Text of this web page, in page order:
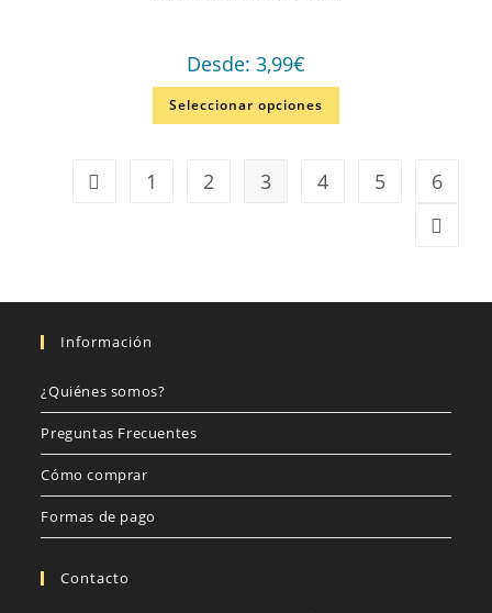
Desde: 3,99€
Seleccionar opciones
1 2 3 4 5 6
Información
¿Quiénes somos?
Preguntas Frecuentes
Cómo comprar
Formas de pago
Contacto